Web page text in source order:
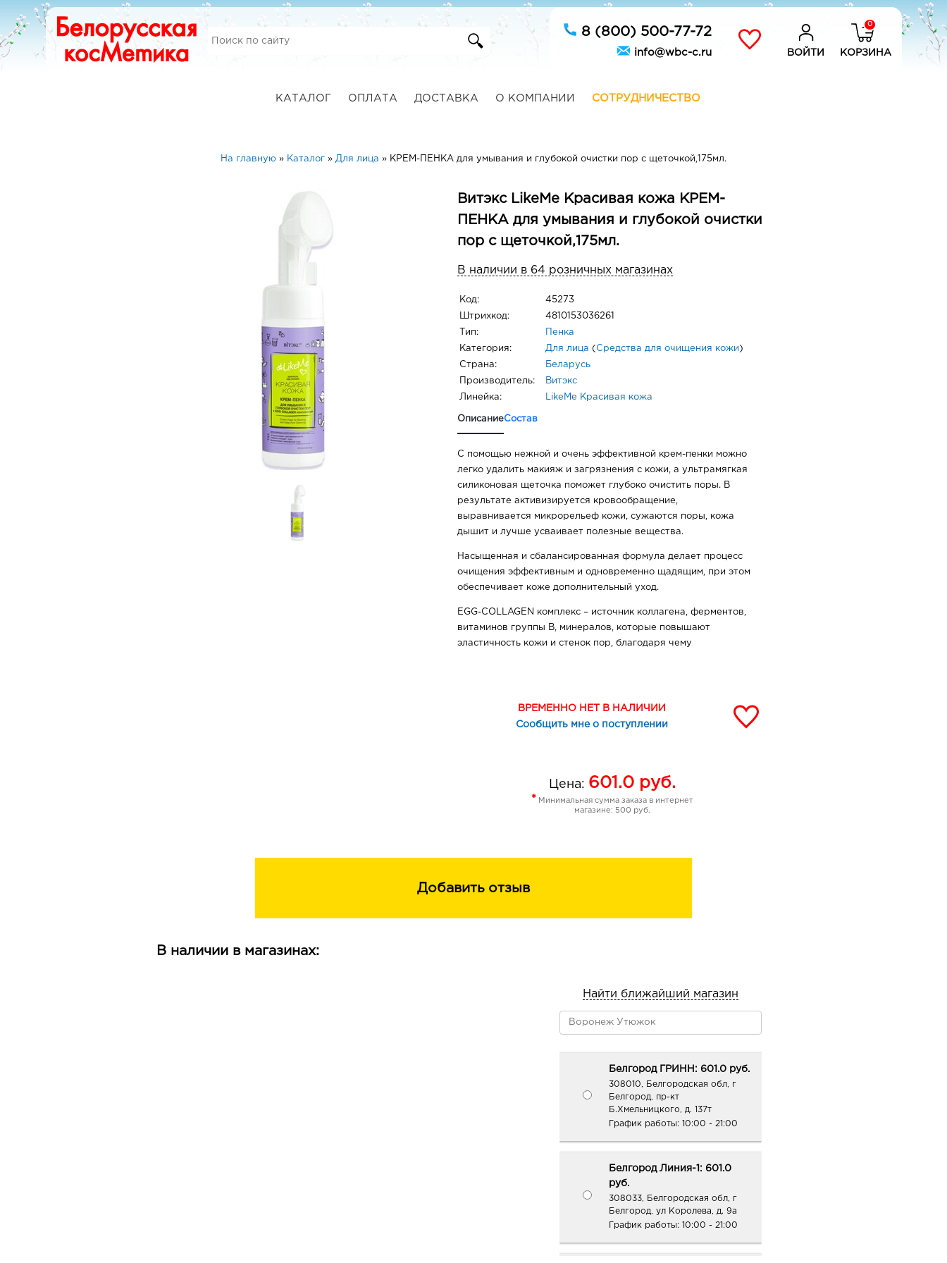
8 (800) 500-77-72
info@wbc-c.ru ВОЙТИ
0
КОРЗИНА
КАТАЛОГ ОПЛАТА ДОСТАВКА О КОМПАНИИ СОТРУДНИЧЕСТВО
На главную » Каталог » Для лица » КРЕМ-ПЕНКА для умывания и глубокой очистки пор с щеточкой,175мл.
Витэкс LikeMe Красивая кожа КРЕМ-
ПЕНКА для умывания и глубокой очистки
пор с щеточкой,175мл.
В наличии в 64 розничных магазинах
Код: 45273
Штрихкод: 4810153036261
Тип: Пенка
Категория: Для лица ( Средства для очищения кожи )
Страна: Беларусь
Производитель: Витэкс
Линейка: LikeMe Красивая кожа
ОписаниеСостав
С помощью нежной и очень эффективной крем-пенки можно
легко удалить макияж и загрязнения с кожи, а ультрамягкая
силиконовая щеточка поможет глубоко очистить поры. В
результате активизируется кровообращение,
выравнивается микрорельеф кожи, сужаются поры, кожа
дышит и лучше усваивает полезные вещества.
Насыщенная и сбалансированная формула делает процесс
очищения эффективным и одновременно щадящим, при этом
обеспечивает коже дополнительный уход.
EGG-COLLAGEN комплекс – источник коллагена, ферментов,
витаминов группы В, минералов, которые повышают
эластичность кожи и стенок пор, благодаря чему
кожное сало из глубины пор, устраняет черные точки и
предотвращает их появление. Способствует удержанию
Epidermist (уникальный компонент природного
Снижает рост бактерий, вызванных воспалениями и
естественный баланс кожи.
Золотистый кумкват – солнечный энергетик – наполняет
кожу витаминами, пробуждая ее энергию и сияние.
ВРЕМЕННО НЕТ В НАЛИЧИИ
Сообщить мне о поступлении
Цена: 601.0 руб.
* Минимальная сумма заказа в интернет
магазине: 500 руб.
Добавить отзыв
В наличии в магазинах:
Найти ближайший магазин
Белгород ГРИНН: 601.0 руб.
308010, Белгородская обл, г
Белгород, пр-кт
Б.Хмельницкого, д. 137т
График работы: 10:00 - 21:00
Белгород Линия-1: 601.0
руб.
308033, Белгородская обл, г
Белгород, ул Королева, д. 9а
График работы: 10:00 - 21:00